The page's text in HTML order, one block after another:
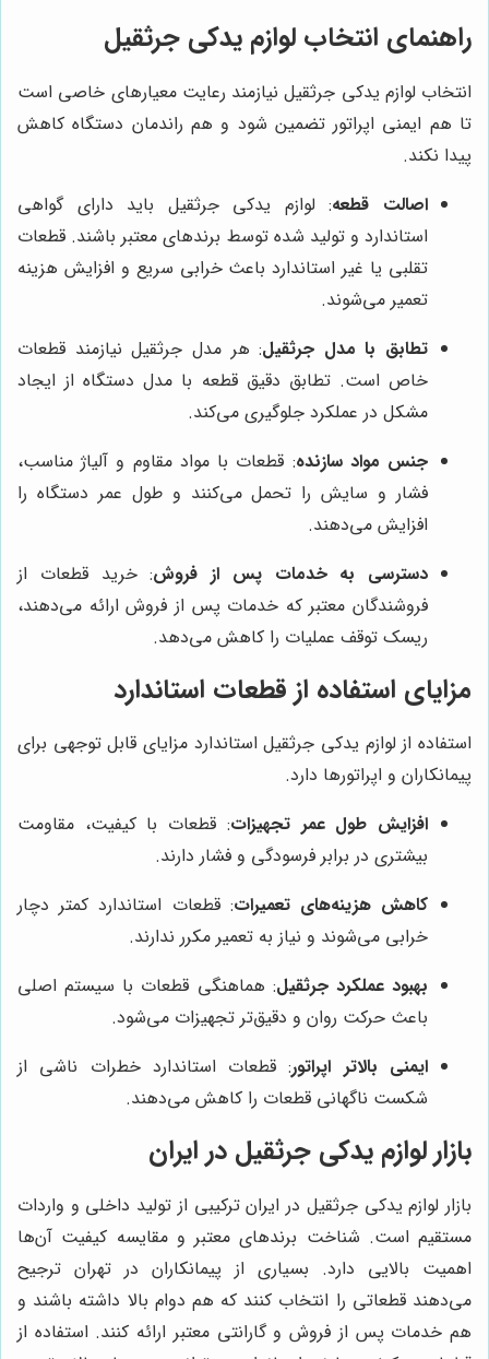
راهنمای انتخاب لوازم یدکی جرثقیل
انتخاب لوازم یدکی جرثقیل نیازمند رعایت معیارهای خاصی است
تا هم ایمنی اپراتور تضمین شود و هم راندمان دستگاه کاهش
پیدا نکند.
اصالت قطعه: لوازم یدکی جرثقیل باید دارای گواهی
استاندارد و تولید شده توسط برندهای معتبر باشند. قطعات
تقلبی یا غیر استاندارد باعث خرابی سریع و افزایش هزینه
تعمیر می‌شوند.
تطابق با مدل جرثقیل: هر مدل جرثقیل نیازمند قطعات
خاص است. تطابق دقیق قطعه با مدل دستگاه از ایجاد
مشکل در عملکرد جلوگیری می‌کند.
جنس مواد سازنده: قطعات با مواد مقاوم و آلیاژ مناسب،
فشار و سایش را تحمل می‌کنند و طول عمر دستگاه را
افزایش می‌دهند.
دسترسی به خدمات پس از فروش: خرید قطعات از
فروشندگان معتبر که خدمات پس از فروش ارائه می‌دهند،
ریسک توقف عملیات را کاهش می‌دهد.
مزایای استفاده از قطعات استاندارد
استفاده از لوازم یدکی جرثقیل استاندارد مزایای قابل توجهی برای
پیمانکاران و اپراتورها دارد.
افزایش طول عمر تجهیزات: قطعات با کیفیت، مقاومت
بیشتری در برابر فرسودگی و فشار دارند.
کاهش هزینه‌های تعمیرات: قطعات استاندارد کمتر دچار
خرابی می‌شوند و نیاز به تعمیر مکرر ندارند.
بهبود عملکرد جرثقیل: هماهنگی قطعات با سیستم اصلی
باعث حرکت روان و دقیق‌تر تجهیزات می‌شود.
ایمنی بالاتر اپراتور: قطعات استاندارد خطرات ناشی از
شکست ناگهانی قطعات را کاهش می‌دهند.
بازار لوازم یدکی جرثقیل در ایران
بازار لوازم یدکی جرثقیل در ایران ترکیبی از تولید داخلی و واردات
مستقیم است. شناخت برندهای معتبر و مقایسه کیفیت آن‌ها
اهمیت بالایی دارد. بسیاری از پیمانکاران در تهران ترجیح
می‌دهند قطعاتی را انتخاب کنند که هم دوام بالا داشته باشند و
هم خدمات پس از فروش و گارانتی معتبر ارائه کنند. استفاده از